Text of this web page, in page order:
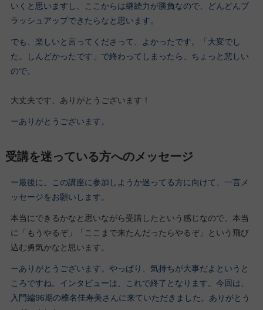
いくと思いますし、ここからは継続力が勝負なので、どんどんブ
ラッシュアップできたらなと思います。
でも、楽しいと言ってくださって、よかったです。「大変でし
た。しんどかったです」で終わってしまったら、ちょっと悲しい
ので。
大丈夫です、ありがとうございます！
ーありがとうございます。
受講を迷っている方へのメッセージ
ー最後に、この講座に参加しようか迷ってる方に向けて、一言メ
ッセージをお願いします。
本当にできるかなと思いながら受講したという感じなので、本当
に「もうやるぞ」「ここまで来たんだったらやるぞ」という飛び
込む勇気かなと思います。
ーありがとうございます。やっぱり、気持ちが大事だよというと
ころですね。インタビューは、これで終了となります。今回は、
入門編96期の椎名佳寿美さんに来ていただきました。ありがとう